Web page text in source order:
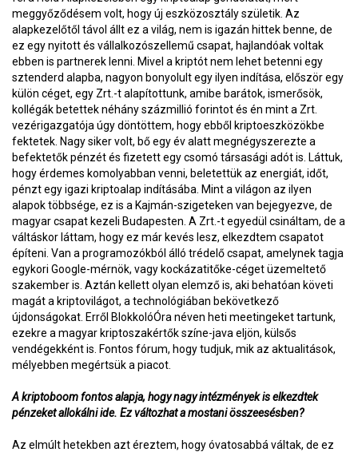
meggyőződésem volt, hogy új eszközosztály születik. Az
alapkezelőtől távol állt ez a világ, nem is igazán hittek benne, de
ez egy nyitott és vállalkozószellemű csapat, hajlandóak voltak
ebben is partnerek lenni. Mivel a kriptót nem lehet betenni egy
sztenderd alapba, nagyon bonyolult egy ilyen indítása, először egy
külön céget, egy Zrt.-t alapítottunk, amibe barátok, ismerősök,
kollégák betettek néhány százmillió forintot és én mint a Zrt.
vezérigazgatója úgy döntöttem, hogy ebből kriptoeszközökbe
fektetek. Nagy siker volt, bő egy év alatt megnégyszerezte a
befektetők pénzét és fizetett egy csomó társasági adót is. Láttuk,
hogy érdemes komolyabban venni, beletettük az energiát, időt,
pénzt egy igazi kriptoalap indításába. Mint a világon az ilyen
alapok többsége, ez is a Kajmán-szigeteken van bejegyezve, de
magyar csapat kezeli Budapesten. A Zrt.-t egyedül csináltam, de a
váltáskor láttam, hogy ez már kevés lesz, elkezdtem csapatot
építeni. Van a programozókból álló trédelő csapat, amelynek tagja
egykori Google-mérnök, vagy kockázatitőke-céget üzemeltető
szakember is. Aztán kellett olyan elemző is, aki behatóan követi
magát a kriptovilágot, a technológiában bekövetkező
újdonságokat. Erről BlokkolóÓra néven heti meetingeket tartunk,
ezekre a magyar kriptoszakértők színe-java eljön, külsős
vendégekként is. Fontos fórum, hogy tudjuk, mik az aktualitások,
mélyebben megértsük a piacot.
A kriptoboom fontos alapja, hogy nagy intézmények is elkezdtek
pénzeket allokálni ide. Ez változhat a mostani összeesésben?
Az elmúlt hetekben azt éreztem, hogy óvatosabbá váltak, de ez